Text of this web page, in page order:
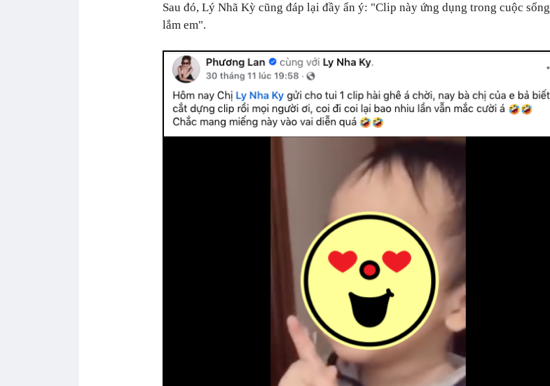
Sau đó, Lý Nhã Kỳ cũng đáp lại đầy ẩn ý: "Clip này ứng dụng trong cuộc sống
lắm em".